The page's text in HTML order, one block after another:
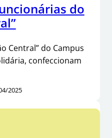
do
Central” do Campus
confeccionam
2025